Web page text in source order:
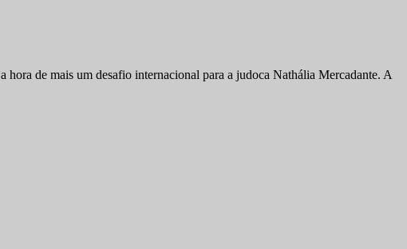
de mais um desafio internacional para a judoca Nathália Mercadante. A